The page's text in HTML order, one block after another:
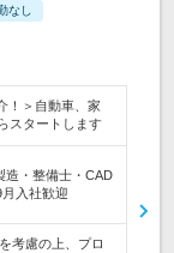
なし
！＞自動車、家
スタートします
造・整備士・CAD
入社歓迎
考慮の上、プロ